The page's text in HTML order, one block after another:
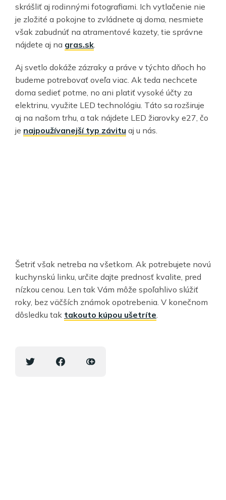
skrášliť aj rodinnými fotografiami. Ich vytlačenie nie
je zložité a pokojne to zvládnete aj doma, nesmiete
však zabudnúť na atramentové kazety, tie správne
nájdete aj na gras.sk.
Aj svetlo dokáže zázraky a práve v týchto dňoch ho
budeme potrebovať oveľa viac. Ak teda nechcete
doma sedieť potme, no ani platiť vysoké účty za
elektrinu, využite LED technológiu. Táto sa rozširuje
aj na našom trhu, a tak nájdete LED žiarovky e27, čo
je najpoužívanejší typ závitu aj u nás.
Šetriť však netreba na všetkom. Ak potrebujete novú
kuchynskú linku, určite dajte prednosť kvalite, pred
nízkou cenou. Len tak Vám môže spoľahlivo slúžiť
roky, bez väčších známok opotrebenia. V konečnom
dôsledku tak takouto kúpou ušetríte.